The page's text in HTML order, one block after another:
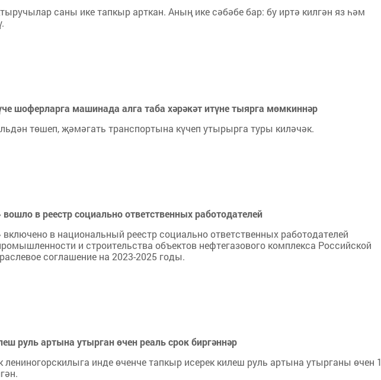
саны ике тапкыр арткан. Аның ике сәбәбе бар: бу иртә килгән яз һәм
шоферларга машинада алга таба хәрәкәт итүне тыярга мөмкиннәр
төшеп, җәмәгать транспортына күчеп утырырга туры киләчәк.
в реестр социально ответственных работодателей
в национальный реестр социально ответственных работодателей
и строительства объектов нефтегазового комплекса Российской
соглашение на 2023-2025 годы.
руль артына утырган өчен реаль срок биргәннәр
лениногорскилыга инде өченче тапкыр исерек килеш руль артына утырганы өчен 1